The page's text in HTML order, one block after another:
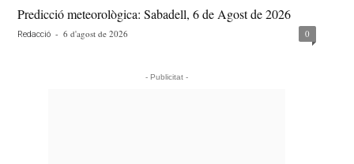
Predicció meteorològica: Sabadell, 6 de Agost de 2026
Redacció - 6 d'agost de 2026 0
- Publicitat -